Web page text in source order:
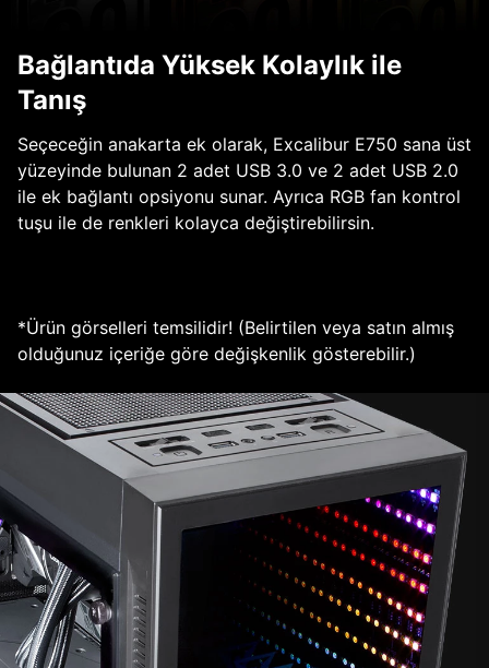
Bağlantıda Yüksek Kolaylık ile
Tanış
Seçeceğin anakarta ek olarak, Excalibur E750 sana üst
yüzeyinde bulunan 2 adet USB 3.0 ve 2 adet USB 2.0
ile ek bağlantı opsiyonu sunar. Ayrıca RGB fan kontrol
tuşu ile de renkleri kolayca değiştirebilirsin.
*Ürün görselleri temsilidir! (Belirtilen veya satın almış
olduğunuz içeriğe göre değişkenlik gösterebilir.)